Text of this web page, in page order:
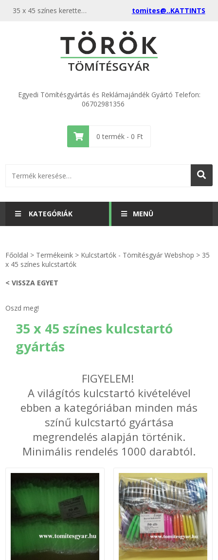
35 x 45 színes kerettel - Minőségi színes kulcstartó tokok különböző méretekben. Színes keretű akril kulcstartók fényképekhez, logókhoz vagy reklámajándéknak. Rendeljen közvetlenül a gyártótól! tomites@..KATTINTS
Egyedi Tömítésgyártás és Reklámajándék Gyártó Telefon:
06702981356
0 termék - 0 Ft
KATEGÓRIÁK
GÉPÉSZET-PÉBÉ-gáz - KÉSZLETEK
TÖMÍTŐ TÁBLA - SZIGETELŐ LEMEZ
GUMILEMEZ - FILC - HÓTOLÓ
TÖMÍTŐ ZSINÓR - RAGASZTÓ
SZEMÉLY GÉPJÁRMŰ TÖMÍTÉS
TEHER-ERŐGÉP-MOZDONY TÖMÍTÉS
KOMPRESSZOR-SZIVATTYÚ TÖMÍTÉS
MENÜ
Rólunk
Hírek
Kapcsolat
ÁSZF
Adatkezelés
Főoldal > Termékeink > Kulcstartók - Tömítésgyár Webshop > 35
x 45 színes kulcstartók
< VISSZA EGYET
Oszd meg!
35 x 45 színes kulcstartó
gyártás
FIGYELEM!
A világítós kulcstartó kivételével
ebben a kategóriában minden más
színű kulcstartó gyártása
megrendelés alapján történik.
Minimális rendelés 1000 darabtól.